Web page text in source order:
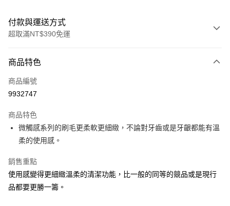
付款與運送方式
超取滿NT$390免運
POYA支付
信用卡一次付款
LINE Pay
Apple Pay
街口支付
悠遊付
商品特色
商品編號
9932747
商品特色
微觸感系列的刷毛更柔軟更細緻，不論對牙齒或是牙齦都能有溫
柔的使用感。
銷售重點
使用感變得更細緻溫柔的清潔功能，比一般的同等的競品或是現行
品都要更勝一籌。